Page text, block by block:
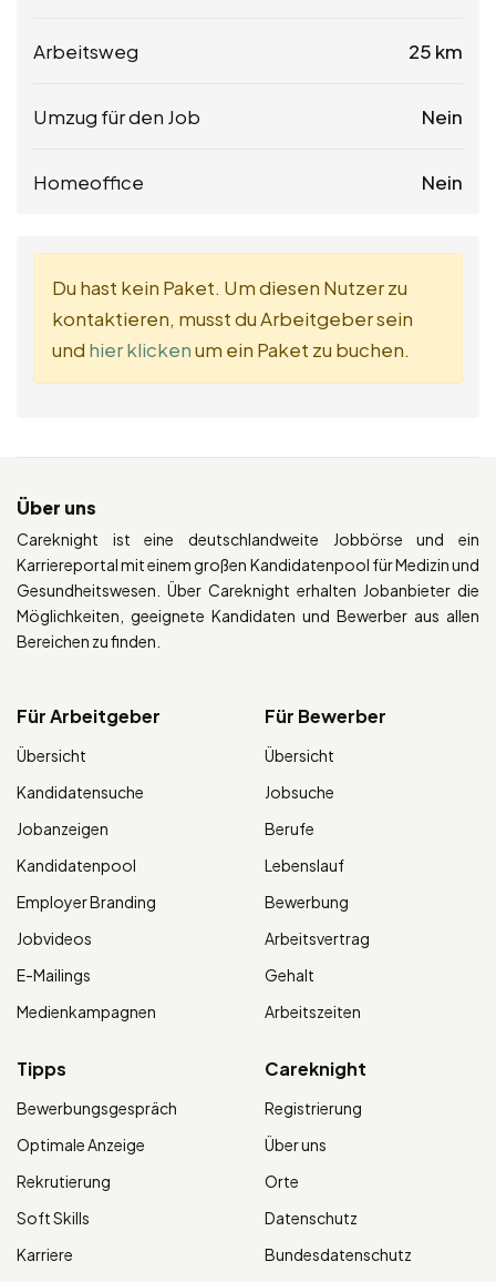
Arbeitsweg 25 km
Umzug für den Job Nein
Homeoffice Nein
Du hast kein Paket. Um diesen Nutzer zu
kontaktieren, musst du Arbeitgeber sein
und hier klickenum ein Paket zu buchen.
Über uns
Careknight ist eine deutschlandweite Jobbörse und ein
Karriereportal mit einem großen Kandidatenpool für Medizin und
Gesundheitswesen. Über Careknight erhalten Jobanbieter die
Möglichkeiten, geeignete Kandidaten und Bewerber aus allen
Bereichen zu finden.
Für Arbeitgeber
Übersicht
Kandidatensuche
Jobanzeigen
Kandidatenpool
Employer Branding
Jobvideos
E-Mailings
Medienkampagnen
Für Bewerber
Übersicht
Jobsuche
Berufe
Lebenslauf
Bewerbung
Arbeitsvertrag
Gehalt
Arbeitszeiten
Tipps
Bewerbungsgespräch
Optimale Anzeige
Rekrutierung
Soft Skills
Karriere
Careknight
Registrierung
Über uns
Orte
Datenschutz
Bundesdatenschutz